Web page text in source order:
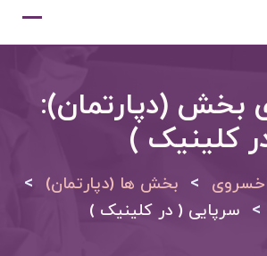
بخش (دپارتمان):
کلینیک )
> بخش ها (دپارتمان) >
> سرپایی ( در کلینیک )